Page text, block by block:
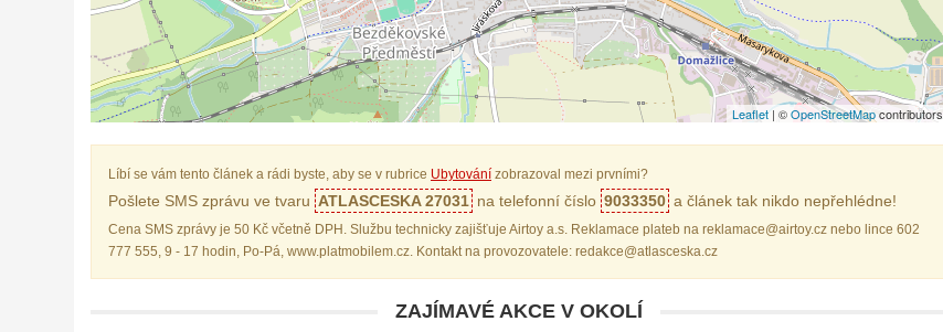
Leaflet| ©OpenStreetMapcontributors
Líbí se vám tento článek a rádi byste, aby se v rubrice Ubytování zobrazoval mezi prvními?
Pošlete SMS zprávu ve tvaru ATLASCESKA 27031 na telefonní číslo 9033350 a článek tak nikdo nepřehlédne!
Cena SMS zprávy je 50 Kč včetně DPH. Službu technicky zajišťuje Airtoy a.s. Reklamace plateb na reklamace@airtoy.cz nebo lince 602
777 555, 9 - 17 hodin, Po-Pá, www.platmobilem.cz. Kontakt na provozovatele: redakce@atlasceska.cz
ZAJÍMAVÉ AKCE V OKOLÍ